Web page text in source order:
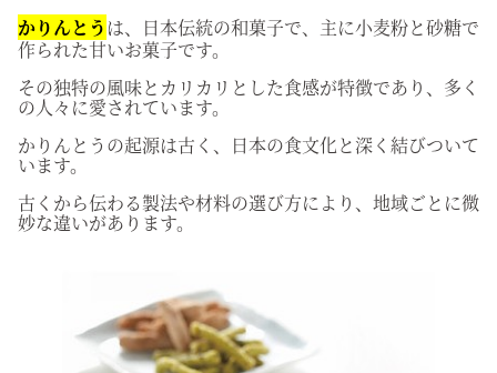
かりんとうは、日本伝統の和菓子で、主に小麦粉と砂糖で
作られた甘いお菓子です。
その独特の風味とカリカリとした食感が特徴であり、多く
の人々に愛されています。
かりんとうの起源は古く、日本の食文化と深く結びついて
います。
古くから伝わる製法や材料の選び方により、地域ごとに微
妙な違いがあります。